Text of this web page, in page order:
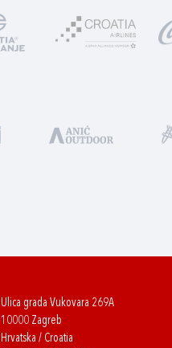
Ulica grada Vukovara 269A
10000 Zagreb
Hrvatska / Croatia